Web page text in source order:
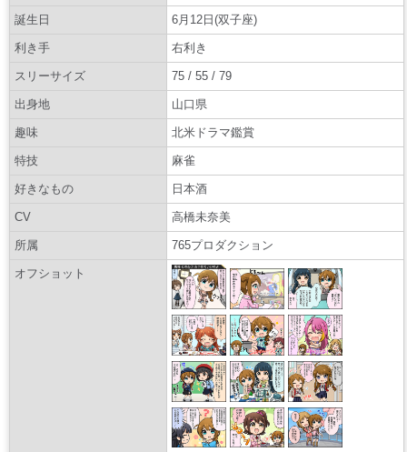
誕生日 6月12日(双子座)
利き手 右利き
スリーサイズ 75 / 55 / 79
出身地 山口県
趣味 北米ドラマ鑑賞
特技 麻雀
好きなもの 日本酒
CV 高橋未奈美
所属 765プロダクション
オフショット